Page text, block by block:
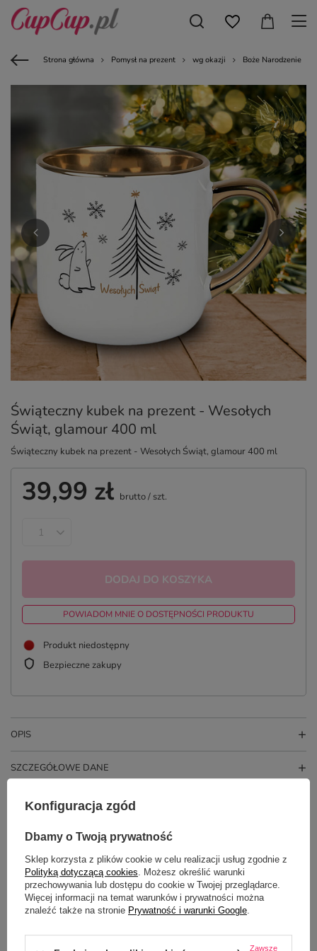
Strona główna Pomysł na prezent wg okazji Boże Narodzenie
Świąteczny kubek na prezent - Wesołych
Świąt, glamour 400 ml
Świąteczny kubek na prezent - Wesołych Świąt, glamour 400 ml
39,99 zł brutto/ szt.
DODAJ DO KOSZYKA
POWIADOM MNIE O DOSTĘPNOŚCI PRODUKTU
Produkt niedostępny
Bezpieczne zakupy
OPIS
SZCZEGÓŁOWE DANE
OPINIE (0)
Potrzebujesz pomocy? Masz pytania?
Zadaj pytanie a my odpowiemy
niezwłocznie, najciekawsze pytania i
odpowiedzi publikując dla innych.
ZADAJ PYTANIE
Konfiguracja zgód
Dbamy o Twoją prywatność
Sklep korzysta z plików cookie w celu realizacji usług zgodnie z
Polityką dotyczącą cookies . Możesz określić warunki
przechowywania lub dostępu do cookie w Twojej przeglądarce.
Więcej informacji na temat warunków i prywatności można
znaleźć także na stronie Prywatność i warunki Google
Zawsze